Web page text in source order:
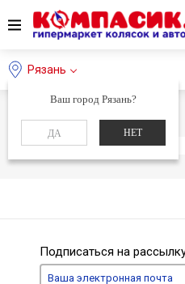
Рязань
Ваш город Рязань?
ДА НЕТ
Главная Каталог
Элемент не найден
Подписаться на